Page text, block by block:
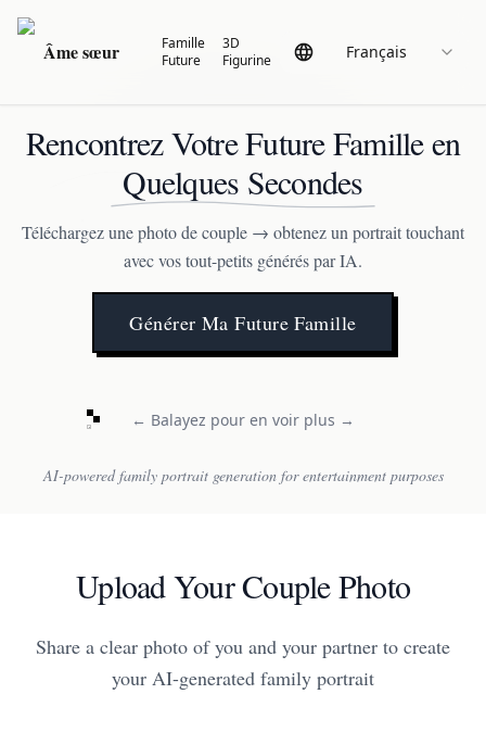
Âme sœur
Famille
Future
3D
Figurine
Français
Rencontrez Votre Future Famille en
Quelques Secondes
Téléchargez une photo de couple → obtenez un portrait touchant
avec vos tout-petits générés par IA.
Générer Ma Future Famille
← Balayez pour en voir plus →
AI-powered family portrait generation for entertainment purposes
Upload Your Couple Photo
Share a clear photo of you and your partner to create
your AI-generated family portrait